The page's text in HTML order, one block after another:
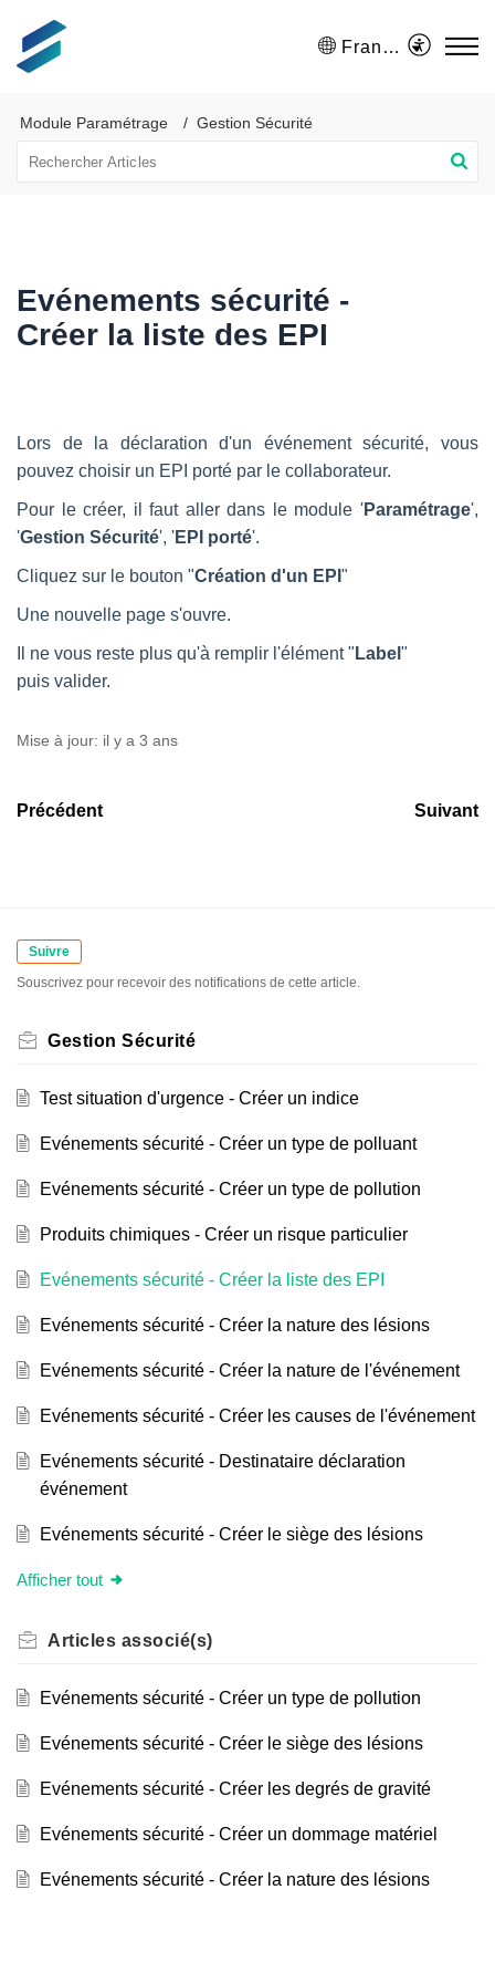
Français (France)
Module Paramétrage Gestion Sécurité
Evénements sécurité -
Créer la liste des EPI
Lors de la déclaration d'un événement sécurité, vous
pouvez choisir un EPI porté par le collaborateur.
Pour le créer, il faut aller dans le module 'Paramétrage',
'Gestion Sécurité', 'EPI porté'.
Cliquez sur le bouton "Création d'un EPI "
Une nouvelle page s'ouvre.
Il ne vous reste plus qu'à remplir l'élément " Label "
puis valider.
Mise à jour: il y a 3 ans
Précédent Suivant
Suivre
Souscrivez pour recevoir des notifications de cette article.
Gestion Sécurité
Test situation d'urgence - Créer un indice
Evénements sécurité - Créer un type de polluant
Evénements sécurité - Créer un type de pollution
Produits chimiques - Créer un risque particulier
Evénements sécurité - Créer la liste des EPI
Evénements sécurité - Créer la nature des lésions
Evénements sécurité - Créer la nature de l'événement
Evénements sécurité - Créer les causes de l'événement
Evénements sécurité - Destinataire déclaration
événement
Evénements sécurité - Créer le siège des lésions
Afficher tout
Articles associé(s)
Evénements sécurité - Créer un type de pollution
Evénements sécurité - Créer le siège des lésions
Evénements sécurité - Créer les degrés de gravité
Evénements sécurité - Créer un dommage matériel
Evénements sécurité - Créer la nature des lésions